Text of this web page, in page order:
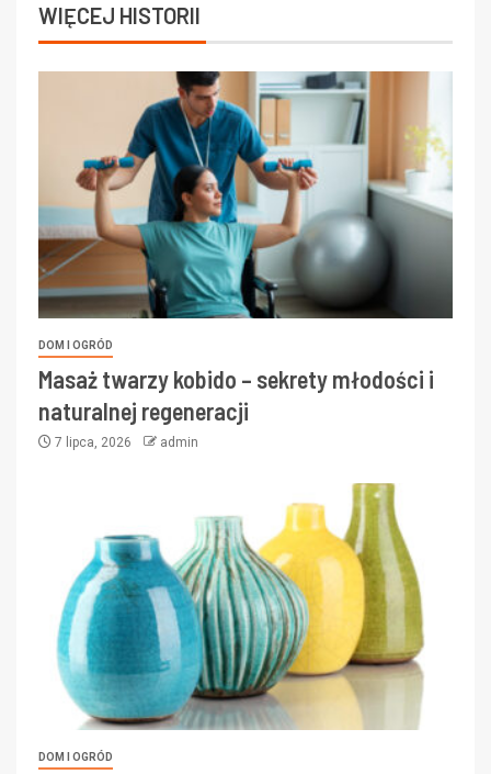
WIĘCEJ HISTORII
DOM I OGRÓD
Masaż twarzy kobido – sekrety młodości i
naturalnej regeneracji
7 lipca, 2026 admin
DOM I OGRÓD